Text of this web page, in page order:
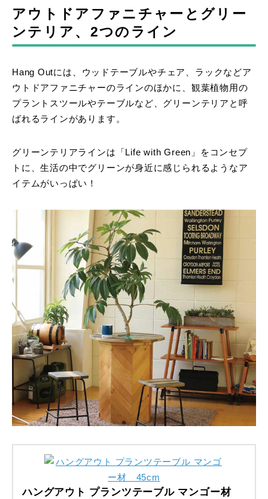
アウトドアファニチャーとグリー
ンテリア、2つのライン
Hang Outには、ウッドテーブルやチェア、ラックなどア
ウトドアファニチャーのラインのほかに、観葉植物用の
プラントスツールやテーブルなど、グリーンテリアと呼
ばれるラインがあります。
グリーンテリアラインは「Life with Green」をコンセプ
トに、生活の中でグリーンが身近に感じられるようなア
イテムがいっぱい！
ハングアウト プランツテーブル マンゴー材